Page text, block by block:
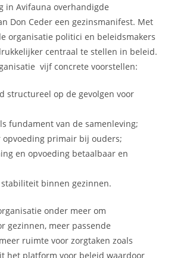
in Avifauna overhandigde
Don Ceder een gezinsmanifest. Met
organisatie politici en beleidsmakers
centraal te stellen in beleid.
vijf concrete voorstellen:
structureel op de gevolgen voor
fundament van de samenleving;
opvoeding primair bij ouders;
en opvoeding betaalbaar en
binnen gezinnen.
onder meer om
gezinnen, meer passende
ruimte voor zorgtaken zoals
het platform voor beleid waardoor